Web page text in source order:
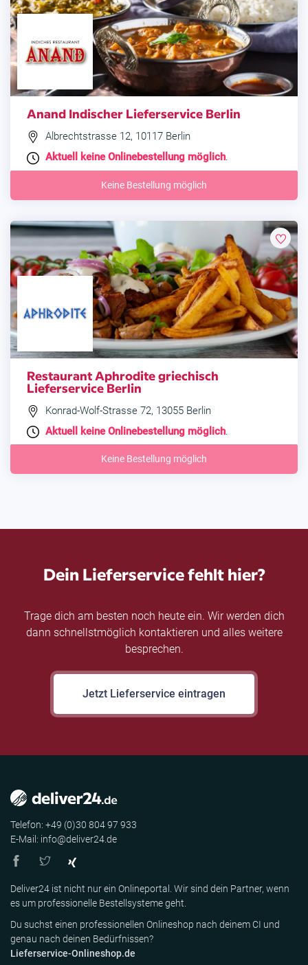
Anand Indischer Lieferservice Berlin
Albrechtstrasse 12, 10117 Berlin
Aktuell keine Onlinebestellung möglich.
Keine Bestellung möglich
Restaurant Aphrodite griechisch
Lieferservice Berlin
Konrad-Wolf-Strasse 72, 13055 Berlin
Aktuell keine Onlinebestellung möglich
Keine Bestellung möglich
Dein Lieferservice fehlt hier?
Trage dich am besten noch heute ein. Wir werden dich
dann schnellstmöglich kontaktieren und alles weitere
besprechen.
Jetzt Lieferservice eintragen
Telefon: +49 (0)30 804 97 933
E-Mail: info@deliver24.de
Deliver24 ist nicht nur ein Onlineportal. Wir sind dein Partner, wenn
es um professionelle Bestellsysteme geht.
Du suchst einen professionellen Onlineshop nach deinem CI und
genau nach deinen Bedürfnissen?
Lieferservice-Onlineshop.de